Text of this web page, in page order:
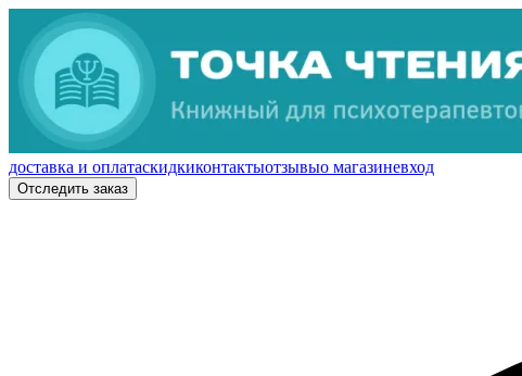
доставка и оплатаскидкиконтактыотзывыо магазиневход
Отследить заказ